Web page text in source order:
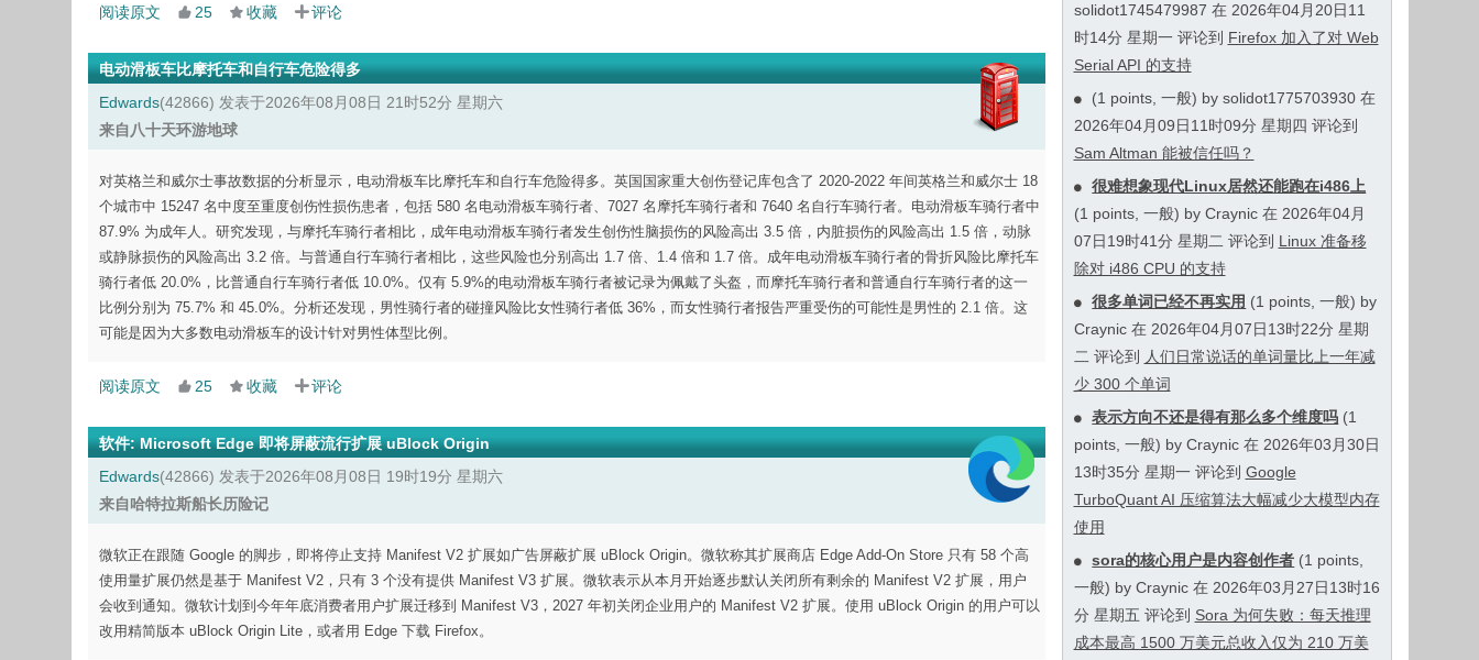
solidot1745479987 在 2026年04月20日11
时14分 星期一 评论到 Firefox 加入了对 Web
Serial API 的支持
(1 points, 一般) by solidot1775703930 在
2026年04月09日11时09分 星期四 评论到
Sam Altman 能被信任吗？
很难想象现代Linux居然还能跑在i486上
(1 points, 一般) by Craynic 在 2026年04月
07日19时41分 星期二 评论到 Linux 准备移
除对 i486 CPU 的支持
很多单词已经不再实用 (1 points, 一般) by
Craynic 在 2026年04月07日13时22分 星期
二 评论到
人们日常说话的单词量比上一年减
少 300 个单词
表示方向不还是得有那么多个维度吗 (1
points, 一般) by Craynic 在 2026年03月30日
13时35分 星期一 评论到 Google
TurboQuant AI 压缩算法大幅减少大模型内存
使用
sora的核心用户是内容创作者 (1 points,
一般) by Craynic 在 2026年03月27日13时16
分 星期五 评论到 Sora 为何失败：每天推理
成本最高 1500 万美元总收入仅为 210 万美
阅读原文 25 收藏 评论
电动滑板车比摩托车和自行车危险得多
Edwards(42866) 发表于2026年08月08日 21时52分 星期六
来自八十天环游地球
对英格兰和威尔士事故数据的分析显示，电动滑板车比摩托车和自行车危险得多。英国国家重大创伤登记库包含了 2020-2022 年间英格兰和威尔士 18
个城市中 15247 名中度至重度创伤性损伤患者，包括 580 名电动滑板车骑行者、7027 名摩托车骑行者和 7640 名自行车骑行者。电动滑板车骑行者中
87.9% 为成年人。研究发现，与摩托车骑行者相比，成年电动滑板车骑行者发生创伤性脑损伤的风险高出 3.5 倍，内脏损伤的风险高出 1.5 倍，动脉
或静脉损伤的风险高出 3.2 倍。与普通自行车骑行者相比，这些风险也分别高出 1.7 倍、1.4 倍和 1.7 倍。成年电动滑板车骑行者的骨折风险比摩托车
骑行者低 20.0%，比普通自行车骑行者低 10.0%。仅有 5.9%的电动滑板车骑行者被记录为佩戴了头盔，而摩托车骑行者和普通自行车骑行者的这一
比例分别为 75.7% 和 45.0%。分析还发现，男性骑行者的碰撞风险比女性骑行者低 36%，而女性骑行者报告严重受伤的可能性是男性的 2.1 倍。这
可能是因为大多数电动滑板车的设计针对男性体型比例。
阅读原文 25 收藏 评论
软件:Microsoft Edge 即将屏蔽流行扩展 uBlock Origin
Edwards(42866) 发表于2026年08月08日 19时19分 星期六
来自哈特拉斯船长历险记
微软正在跟随 Google 的脚步，即将停止支持 Manifest V2 扩展如广告屏蔽扩展 uBlock Origin。微软称其扩展商店 Edge Add-On Store 只有 58 个高
使用量扩展仍然是基于 Manifest V2，只有 3 个没有提供 Manifest V3 扩展。微软表示从本月开始逐步默认关闭所有剩余的 Manifest V2 扩展，用户
会收到通知。微软计划到今年年底消费者用户扩展迁移到 Manifest V3，2027 年初关闭企业用户的 Manifest V2 扩展。使用 uBlock Origin 的用户可以
改用精简版本 uBlock Origin Lite，或者用 Edge 下载 Firefox。